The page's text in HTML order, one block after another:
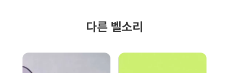
다른 벨소리